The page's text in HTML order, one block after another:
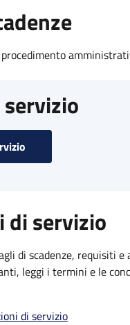
di servizio
di scadenze, requisiti e
leggi i termini e le
di servizio